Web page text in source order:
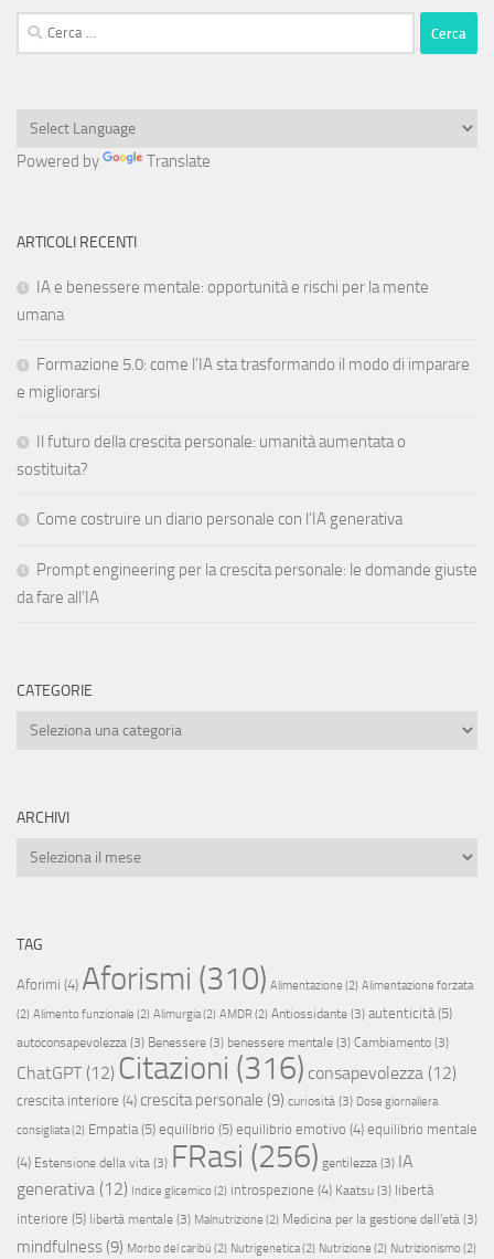
Ricerca
per:
Powered by Translate
ARTICOLI RECENTI
IA e benessere mentale: opportunità e rischi per la mente
umana
Formazione 5.0: come l’IA sta trasformando il modo di imparare
e migliorarsi
Il futuro della crescita personale: umanità aumentata o
sostituita?
Come costruire un diario personale con l’IA generativa
Prompt engineering per la crescita personale: le domande giuste
da fare all’IA
CATEGORIE
Categorie
ARCHIVI
Archivi
TAG
Aforimi (4) Aforismi (310) Alimentazione (2) Alimentazione forzata
(2) Alimento funzionale (2) Alimurgia(2) AMDR (2) Antiossidante (3) autenticità(5)
autoconsapevolezza (3) Benessere (3) benessere mentale (3) Cambiamento (3)
ChatGPT(12) Citazioni (316) consapevolezza (12)
crescita interiore (4) crescita personale (9) curiosità (3) Dose giornaliera
consigliata(2) Empatia(5) equilibrio (5) equilibrio emotivo (4) equilibrio mentale
(4) Estensione della vita (3) FRasi (256) gentilezza (3) IA
generativa (12) Indice glicemico (2) introspezione (4) Kaatsu (3) libertà
interiore (5) libertà mentale (3) Malnutrizione (2) Medicina per la gestione dell'età (3)
mindfulness (9) Morbo del caribù (2) Nutrigenetica(2) Nutrizione (2) Nutrizionismo (2)